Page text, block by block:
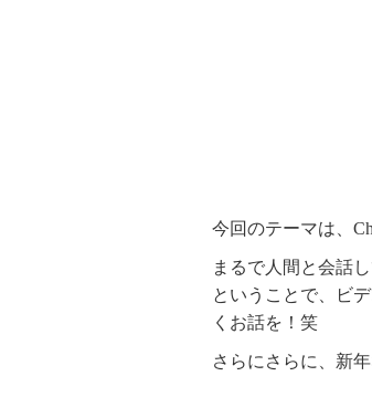
今回のテーマは、
まるで人間と会話
ということで、ビ
くお話を！笑
さらにさらに、新